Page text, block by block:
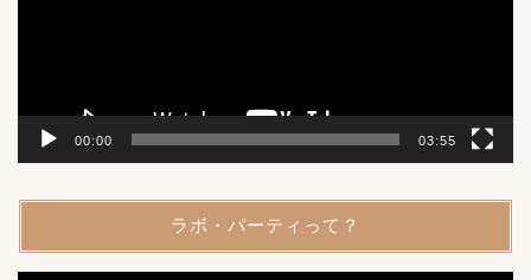
00:00 03:55
ラボ・パーティって？